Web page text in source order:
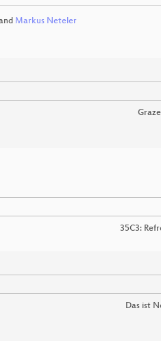
Markus Neteler
35C3:
Das ist